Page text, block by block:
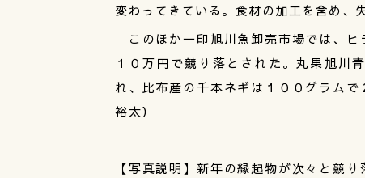
変わってきている。食材の加工を含め、
このほか一印旭川魚卸売市場では、ヒ
１０万円で競り落とされた。丸果旭川
れ、比布産の千本ネギは１００グラム
裕太）
【写真説明】新年の縁起物が次々と競